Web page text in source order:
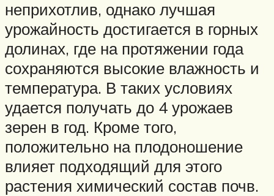
неприхотлив, однако лучшая
урожайность достигается в горных
долинах, где на протяжении года
сохраняются высокие влажность и
температура. В таких условиях
удается получать до 4 урожаев
зерен в год. Кроме того,
положительно на плодоношение
влияет подходящий для этого
растения химический состав почв.